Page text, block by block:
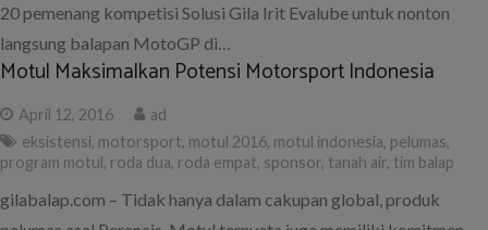
20 pemenang kompetisi Solusi Gila Irit Evalube untuk nonton
langsung balapan MotoGP di…
Motul Maksimalkan Potensi Motorsport Indonesia
April 12, 2016
ad
eksistensi, motorsport, motul 2016, motul indonesia, pelumas,
program motul, roda dua, roda empat, sponsor, tanah air, tim balap
gilabalap.com – Tidak hanya dalam cakupan global, produk